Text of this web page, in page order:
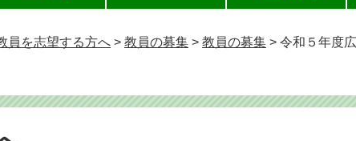
し
員を志望する方へ > 教員の募集 > 教員の募集 > 令和５年度